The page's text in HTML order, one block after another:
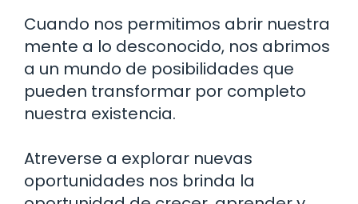
Cuando nos permitimos abrir nuestra
mente a lo desconocido, nos abrimos
a un mundo de posibilidades que
pueden transformar por completo
nuestra existencia.
Atreverse a explorar nuevas
oportunidades nos brinda la